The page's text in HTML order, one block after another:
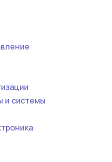
и системы